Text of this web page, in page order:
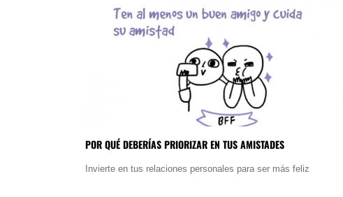
POR QUÉ DEBERÍAS PRIORIZAR EN TUS AMISTADES
Invierte en tus relaciones personales para ser más feliz